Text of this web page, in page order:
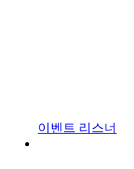
이벤트 리스너